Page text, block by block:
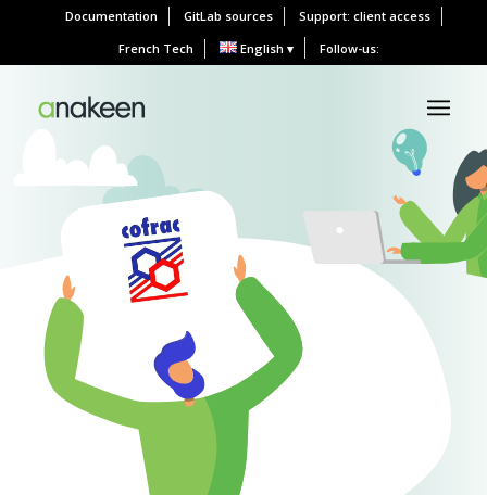
Documentation GitLab sources
Support: client access
French Tech
English Follow-us: